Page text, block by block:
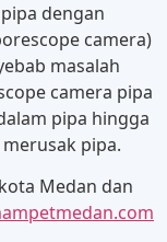
dengan
camera)
masalah
camera pipa
pipa hingga
pipa.
Medan dan